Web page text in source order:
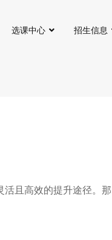
选课中心 招生信息
活且高效的提升途径。那